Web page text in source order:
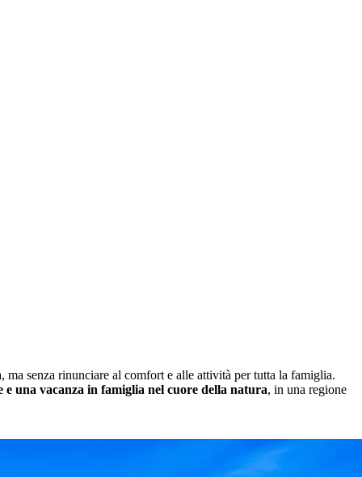
senza rinunciare al comfort e alle attività per tutta la famiglia.
e una vacanza in famiglia nel cuore della natura, in una regione